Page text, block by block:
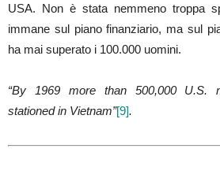
USA. Non è stata nemmeno troppa
immane sul piano finanziario, ma sul
ha mai superato i 100.000 uomini.
“By 1969 more than 500,000 U.S.
stationed in Vietnam”[9].